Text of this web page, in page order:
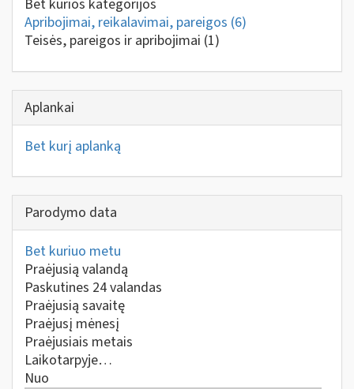
Bet kurios kategorijos
Apribojimai, reikalavimai, pareigos (6)
Teisės, pareigos ir apribojimai (1)
Aplankai
Bet kurį aplanką
Parodymo data
Bet kuriuo metu
Praėjusią valandą
Paskutines 24 valandas
Praėjusią savaitę
Praėjusį mėnesį
Praėjusiais metais
Laikotarpyje…
Nuo